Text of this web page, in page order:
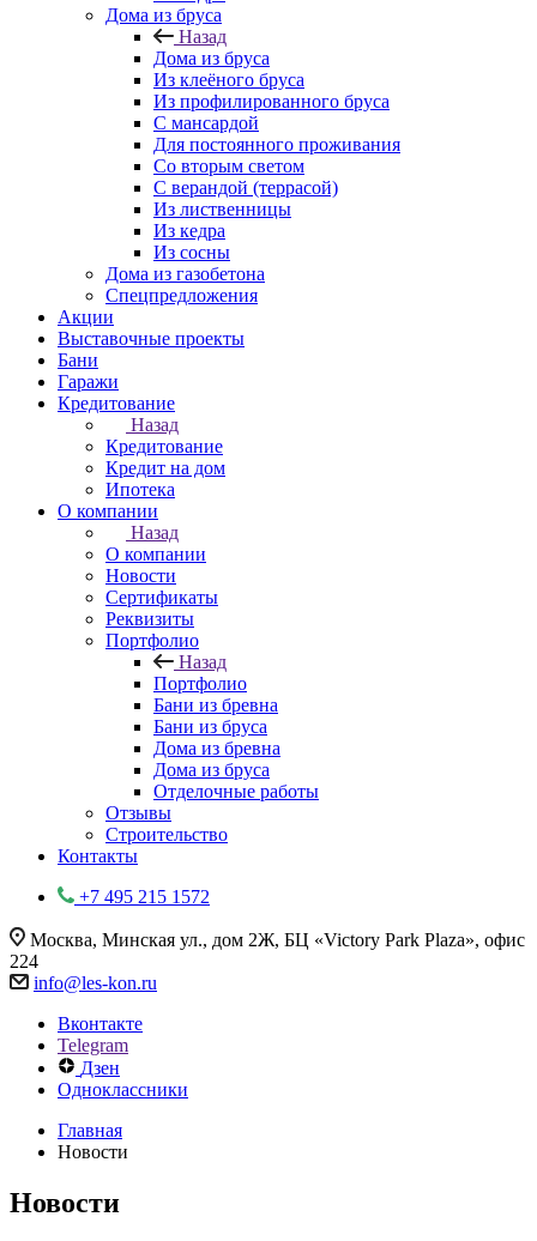
Дома из бруса
Назад
Дома из бруса
Из клеёного бруса
Из профилированного бруса
С мансардой
Для постоянного проживания
Со вторым светом
С верандой (террасой)
Из лиственницы
Из кедра
Из сосны
Дома из газобетона
Спецпредложения
Акции
Выставочные проекты
Бани
Гаражи
Кредитование
Назад
Кредитование
Кредит на дом
Ипотека
О компании
Назад
О компании
Новости
Сертификаты
Реквизиты
Портфолио
Назад
Портфолио
Бани из бревна
Бани из бруса
Дома из бревна
Дома из бруса
Отделочные работы
Отзывы
Строительство
Контакты
+7 495 215 1572
Москва, Минская ул., дом 2Ж, БЦ «Victory Park Plaza», офис
224
info@les-kon.ru
Вконтакте
Telegram
Дзен
Одноклассники
Главная
Новости
Новости